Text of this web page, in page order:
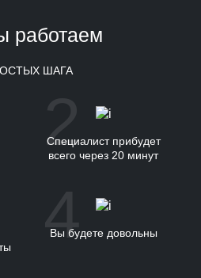
работаем
ШАГА
Специалист прибудет
всего через 20 минут
2
Вы будете довольны
4